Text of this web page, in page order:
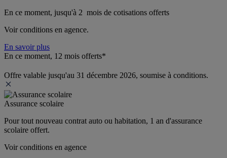
En ce moment, jusqu'à 2  mois de cotisations offerts
Voir conditions en agence.
En savoir plus
En ce moment, 12 mois offerts*
Offre valable jusqu'au 31 décembre 2026, soumise à conditions.
Assurance scolaire
Pour tout nouveau contrat auto ou habitation, 1 an d'assurance
scolaire offert.
Voir conditions en agence